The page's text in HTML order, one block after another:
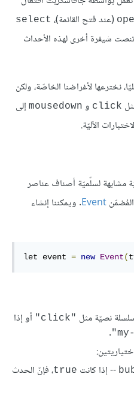
(عند فتح القائمة)، select
شيفرة أخرى لهذه الأحداث
نخترعها لأغراضنا الخاصّة، ولكن
click و mousedown إلى
الآليّة.
مشابهة لسلّميّة أصناف عناصر
Event. ويمكننا إنشاء
let event = new Event(
نصيّة مثل "click"
أو إذا
.
-- إذا كانت true، فإنّ الحدث